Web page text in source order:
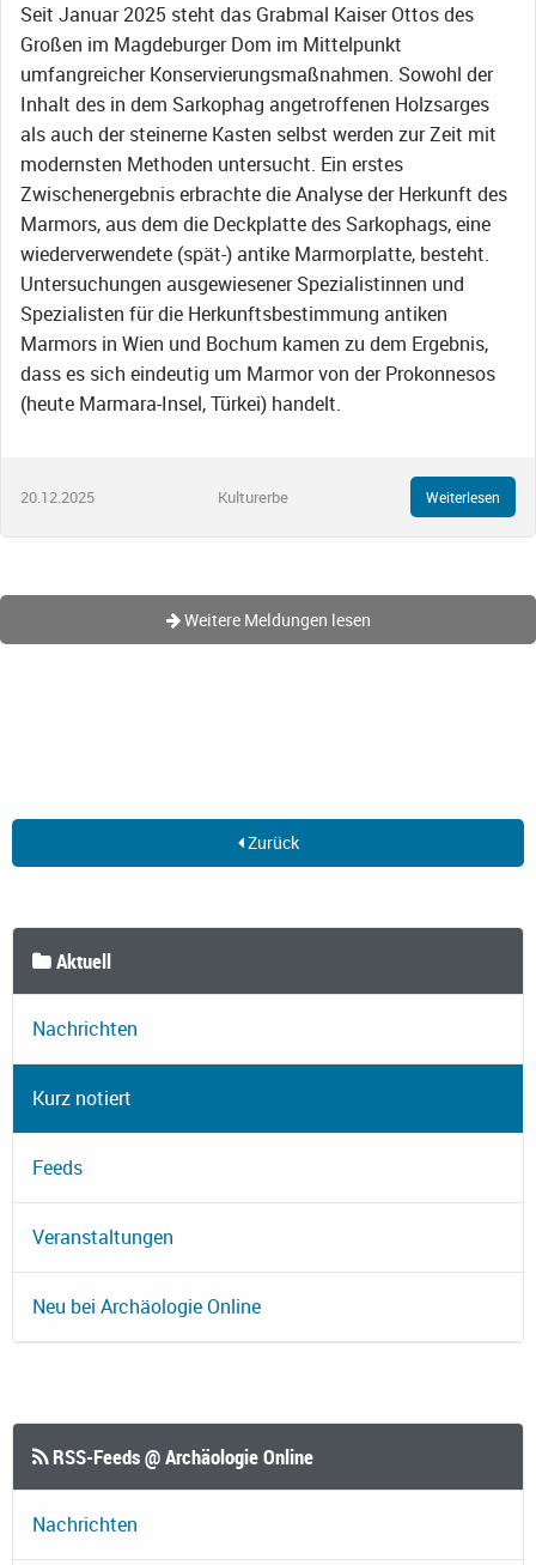
Seit Januar 2025 steht das Grabmal Kaiser Ottos des
Großen im Magdeburger Dom im Mittelpunkt
umfangreicher Konservierungsmaßnahmen. Sowohl der
Inhalt des in dem Sarkophag angetroffenen Holzsarges
als auch der steinerne Kasten selbst werden zur Zeit mit
modernsten Methoden untersucht. Ein erstes
Zwischenergebnis erbrachte die Analyse der Herkunft des
Marmors, aus dem die Deckplatte des Sarkophags, eine
wiederverwendete (spät-) antike Marmorplatte, besteht.
Untersuchungen ausgewiesener Spezialistinnen und
Spezialisten für die Herkunftsbestimmung antiken
Marmors in Wien und Bochum kamen zu dem Ergebnis,
dass es sich eindeutig um Marmor von der Prokonnesos
(heute Marmara-Insel, Türkei) handelt.
20.12.2025 Kulturerbe Weiterlesen
Weitere Meldungen lesen
Zurück
Aktuell
Nachrichten
Kurz notiert
Feeds
Veranstaltungen
Neu bei Archäologie Online
RSS-Feeds @ Archäologie Online
Nachrichten